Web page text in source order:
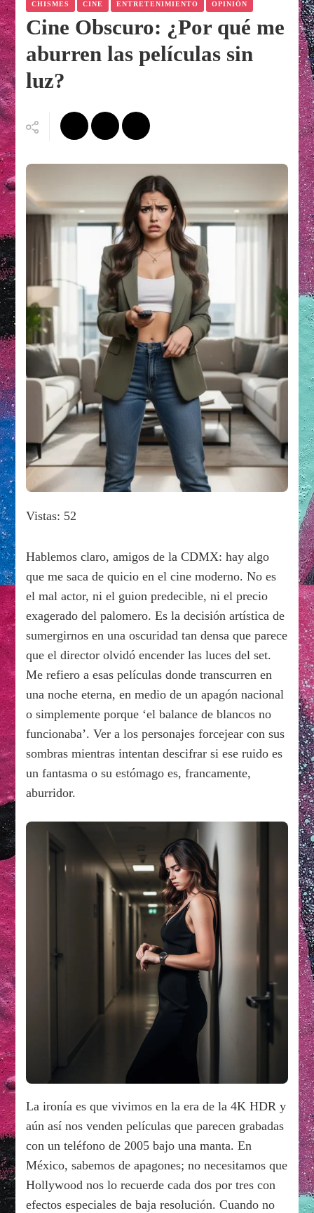
CHISMES CINE ENTRETENIMIENTO OPINIÓN
Cine Obscuro: ¿Por qué me
aburren las películas sin
luz?
Vistas: 52
Hablemos claro, amigos de la CDMX: hay algo
que me saca de quicio en el cine moderno. No es
el mal actor, ni el guion predecible, ni el precio
exagerado del palomero. Es la decisión artística de
sumergirnos en una oscuridad tan densa que parece
que el director olvidó encender las luces del set.
Me refiero a esas películas donde transcurren en
una noche eterna, en medio de un apagón nacional
o simplemente porque ‘el balance de blancos no
funcionaba’. Ver a los personajes forcejear con sus
sombras mientras intentan descifrar si ese ruido es
un fantasma o su estómago es, francamente,
aburridor.
La ironía es que vivimos en la era de la 4K HDR y
aún así nos venden películas que parecen grabadas
con un teléfono de 2005 bajo una manta. En
México, sabemos de apagones; no necesitamos que
Hollywood nos lo recuerde cada dos por tres con
efectos especiales de baja resolución. Cuando no